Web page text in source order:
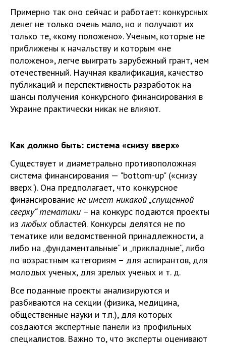
Примерно так оно сейчас и работает: конкурсных
денег не только очень мало, но и получают их
только те, «кому положено». Ученым, которые не
приближены к начальству и которым «не
положено», легче выиграть зарубежный грант, чем
отечественный. Научная квалификация, качество
публикаций и перспективность разработок на
шансы получения конкурсного финансирования в
Украине практически никак не влияют.
Как должно быть: система «снизу вверх»
Существует и диаметрально противоположная
система финансирования — "bottom-up" («снизу
вверх'). Она предполагает, что конкурсное
финансирование не имеет никакой „спущенной
сверху“ тематики – на конкурс подаются проекты
из любых областей. Конкурсы делятся не по
тематике или ведомственной принадлежности, а
либо на „фундаментальные“ и „прикладные“, либо
по возрастным категориям – для аспирантов, для
молодых ученых, для зрелых ученых и т. д.
Все поданные проекты анализируются и
разбиваются на секции (физика, медицина,
общественные науки и т.п.), для которых
создаются экспертные панели из профильных
специалистов. Важно то, что эксперты оценивают